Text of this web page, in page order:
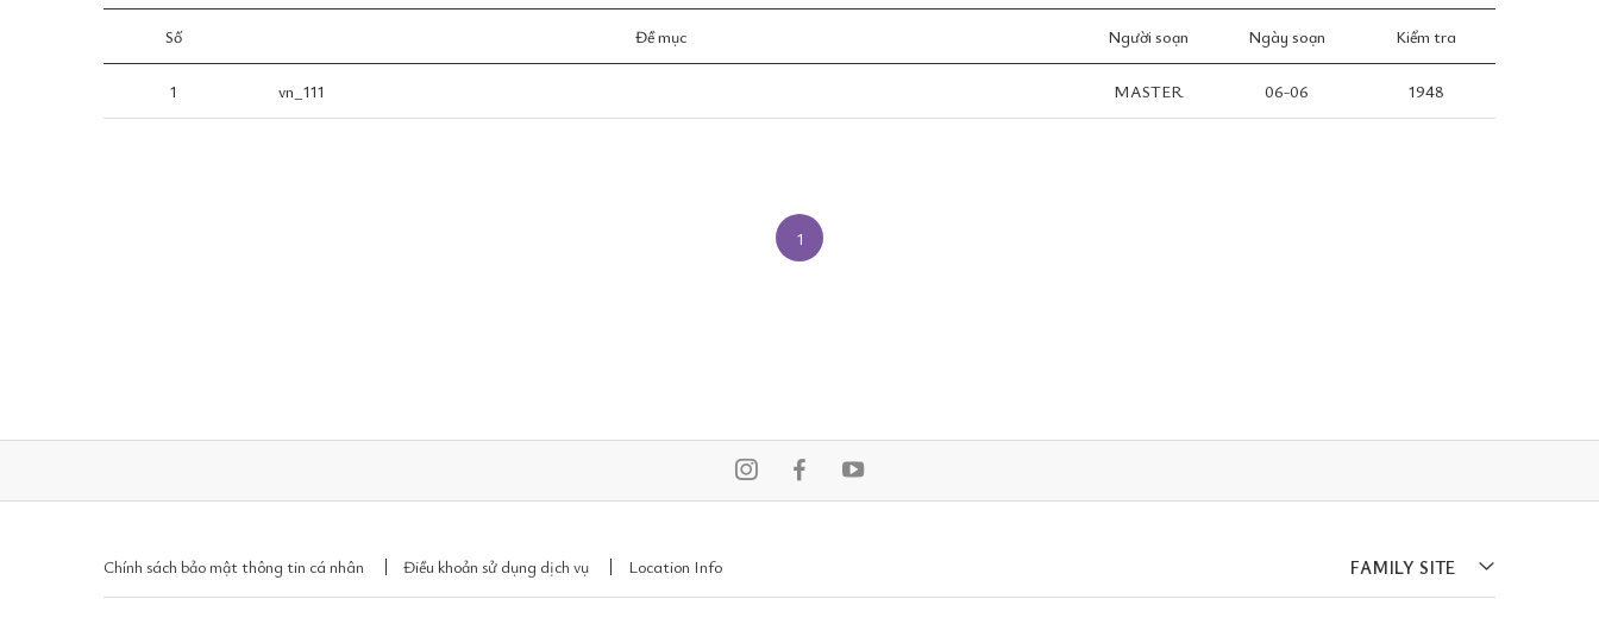
Số Đề mục Người soạn Ngày soạn Kiểm tra
1 vn_111 MASTER 06-06 1948
1
Chính sách bảo mật thông tin cá nhân Điều khoản sử dụng dịch vụ Location Info FAMILY SITE